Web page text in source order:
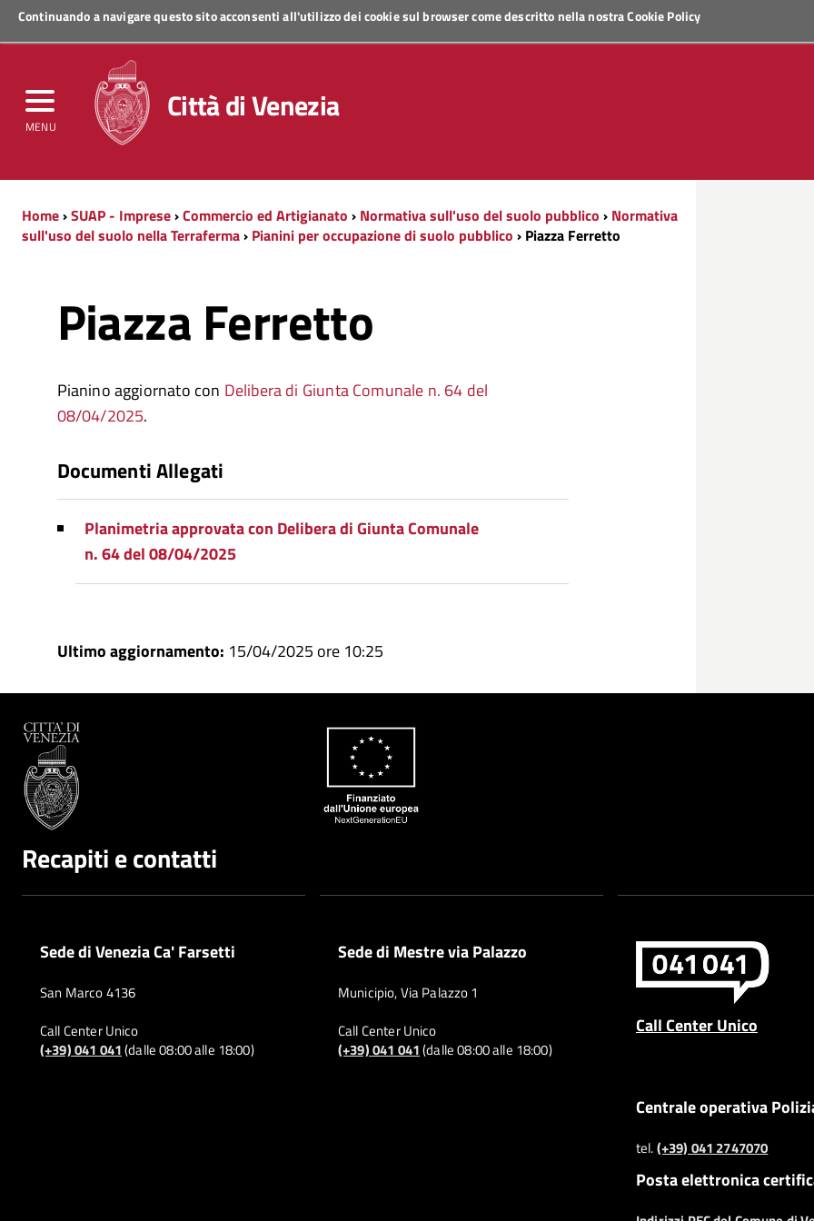
Continuando a navigare questo sito acconsenti all'utilizzo dei cookie sul browser come descritto nella nostraCookie Policy
MENU
Regione Veneto
Città di Venezia
Home›SUAP - Imprese›Commercio ed Artigianato › Normativa sull'uso del suolo pubblico › Normativa
sull'uso del suolo nella Terraferma› Pianini per occupazione di suolo pubblico › Piazza Ferretto
Piazza Ferretto
Pianino aggiornato con Delibera di Giunta Comunale n. 64 del
08/04/2025.
Documenti Allegati
Planimetria approvata con Delibera di Giunta Comunale
n. 64 del 08/04/2025
Ultimo aggiornamento: 15/04/2025 ore 10:25
Recapiti e contatti
Sede di Venezia Ca' Farsetti
San Marco 4136
Call Center Unico
(+39) 041 041(dalle 08:00 alle 18:00)
Sede di Mestre via Palazzo
Municipio, Via Palazzo 1
Call Center Unico
(+39) 041 041(dalle 08:00 alle 18:00)
Call Center Unico
Centrale operativa
tel.(+39) 041 2747070
Posta elettronica